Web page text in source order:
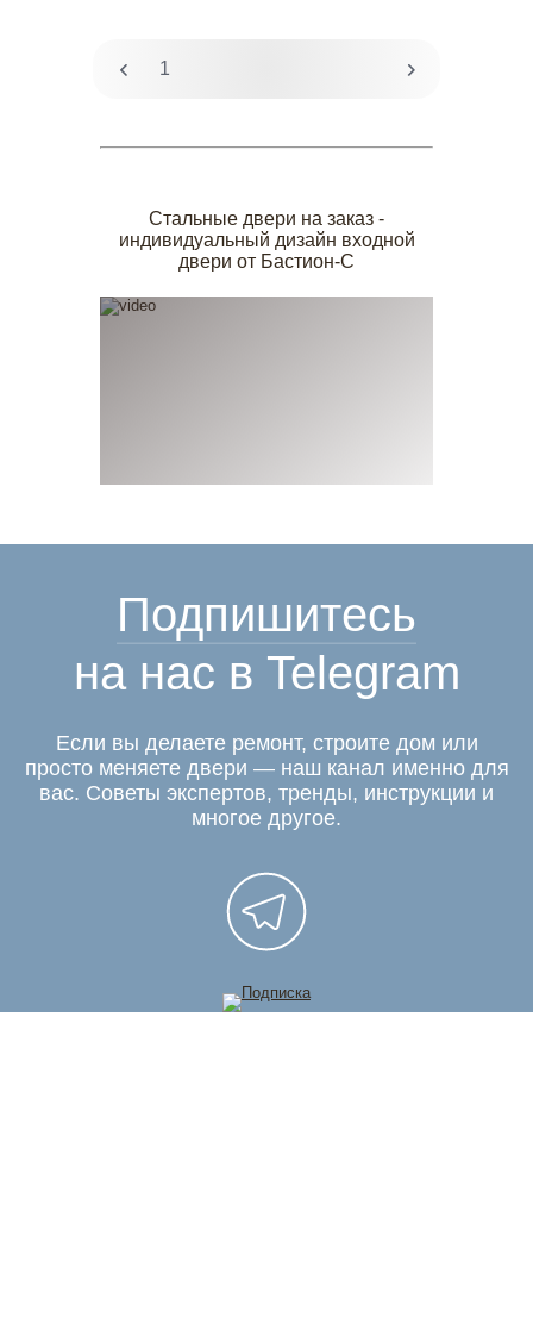
1 2
Стальные двери на заказ -
индивидуальный дизайн входной
двери от Бастион-С
Подпишитесь
на нас в Telegram
Если вы делаете ремонт, строите дом или
просто меняете двери — наш канал именно для
вас. Советы экспертов, тренды, инструкции и
многое другое.